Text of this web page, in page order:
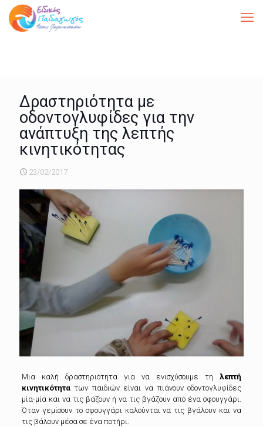
Δραστηριότητα με
οδοντογλυφίδες για την
ανάπτυξη της λεπτής
κινητικότητας
23/02/2017
Μια καλή δραστηριότητα για να ενισχύσουμε τηλεπτή
κινητικότητατων παιδιών είναι να πιάνουν οδοντογλυφίδες
μία-μία και να τις βάζουν ή να τις βγάζουν από ένα σφουγγάρι.
Όταν γεμίσουν το σφουγγάρι καλούνται να τις βγάλουν και να
τις βάλουν μέσα σε ένα ποτήρι.